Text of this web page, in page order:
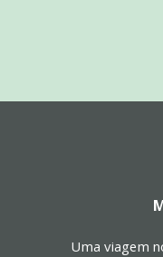
Uma viagem